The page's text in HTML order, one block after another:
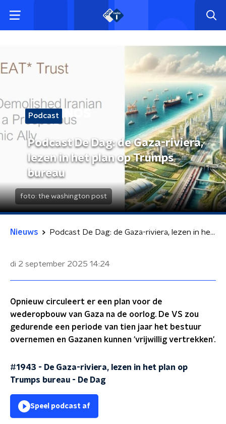
Podcast
Podcast De Dag: de Gaza-riviera,
lezen in het plan op Trumps
bureau
foto: the washington post
Nieuws Podcast De Dag: de Gaza-riviera, lezen in het plan op Trumps bureau
di 2 september 2025 14:24
Opnieuw circuleert er een plan voor de
wederopbouw van Gaza na de oorlog. De VS zou
gedurende een periode van tien jaar het bestuur
overnemen en Gazanen kunnen 'vrijwillig vertrekken'.
#1943 - De Gaza-riviera, lezen in het plan op
Trumps bureau - De Dag
Speel podcast af